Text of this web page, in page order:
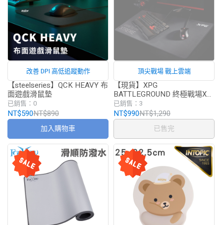
改善 DPI 高低追蹤動作
【steelseries】QCK HEAVY 布
面遊戲滑鼠墊
已銷售：0
NT$590NT$890
加入購物車
頂尖戰場 戰上雲端
【現貨】XPG
BATTLEGROUND 終極戰場XL
滑鼠墊 (台灣公司貨)
已銷售：3
NT$990NT$1,290
已售完